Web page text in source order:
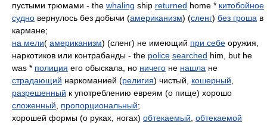
пустыми трюмами - the whaling ship returned home * китобойное
судно вернулось без добычи (американизм) (сленг) без гроша в
кармане;
на мели( американизм) (сленг) не имеющий при себе оружия,
наркотиков или контрабанды - the police searched him, but he
was * полиция его обыскала, но ничего не нашла не
страдающий наркоманией (религия) чистый, кошерный
разрешенный к употреблению евреям (о пище) хорошо
сложенный
пропорциональный;
хорошей формы (о руках, ногах) обтекаемый обтекаемой